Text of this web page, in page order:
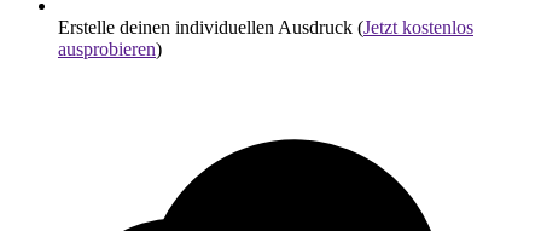
Erstelle deinen individuellen Ausdruck (Jetzt kostenlos
ausprobieren)